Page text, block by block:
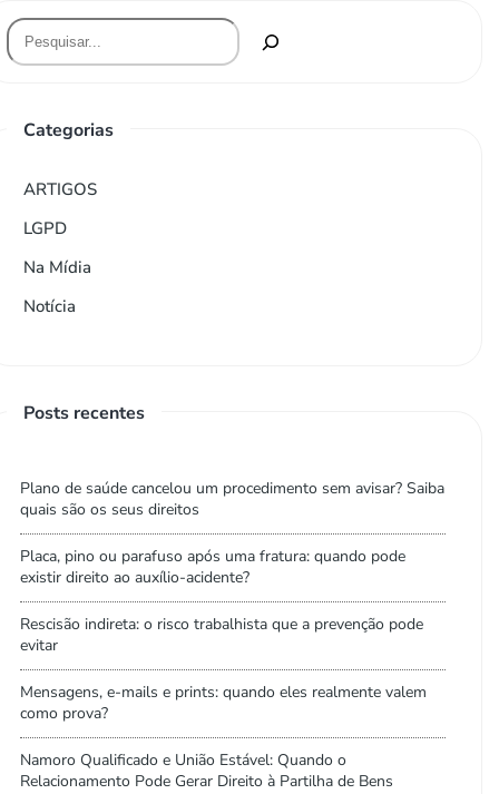
Categorias
ARTIGOS
LGPD
Na Mídia
Notícia
Posts recentes
Plano de saúde cancelou um procedimento sem avisar? Saiba
quais são os seus direitos
Placa, pino ou parafuso após uma fratura: quando pode
existir direito ao auxílio-acidente?
Rescisão indireta: o risco trabalhista que a prevenção pode
evitar
Mensagens, e-mails e prints: quando eles realmente valem
como prova?
Namoro Qualificado e União Estável: Quando o
Relacionamento Pode Gerar Direito à Partilha de Bens